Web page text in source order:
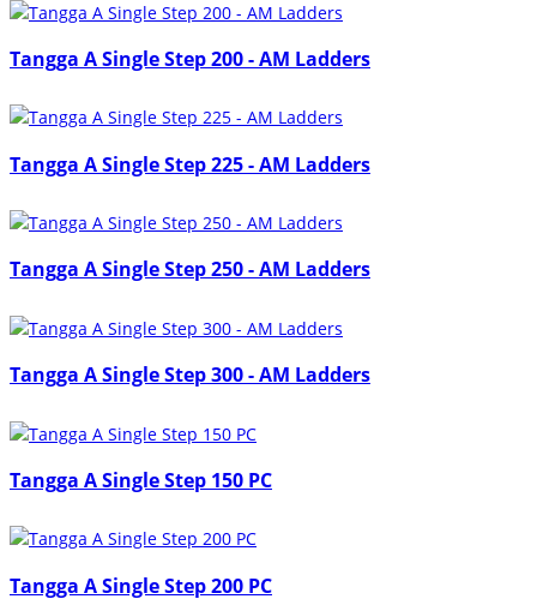
Tangga A Single Step 200 - AM Ladders
Tangga A Single Step 225 - AM Ladders
Tangga A Single Step 250 - AM Ladders
Tangga A Single Step 300 - AM Ladders
Tangga A Single Step 150 PC
Tangga A Single Step 200 PC